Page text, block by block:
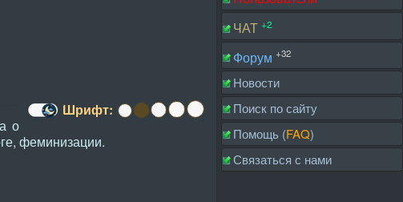
Шрифт:
о
феминизации.
ЧАТ +2
Форум +32
Новости
Поиск по сайту
Помощь (FAQ)
Связаться с нами